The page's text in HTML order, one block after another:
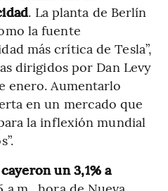
. La planta de Berlín
la fuente
más crítica de Tesla”,
dirigidos por Dan Levy
enero. Aumentarlo
en un mercado que
la inflexión mundial
un 3,1% a